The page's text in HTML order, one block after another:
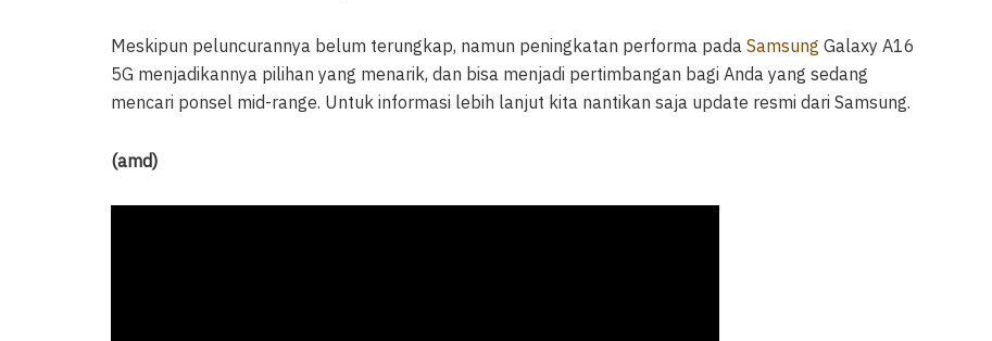
Meskipun peluncurannya belum terungkap, namun peningkatan performa pada Samsung Galaxy A16
5G menjadikannya pilihan yang menarik, dan bisa menjadi pertimbangan bagi Anda yang sedang
mencari ponsel mid-range. Untuk informasi lebih lanjut kita nantikan saja update resmi dari Samsung.
(amd)